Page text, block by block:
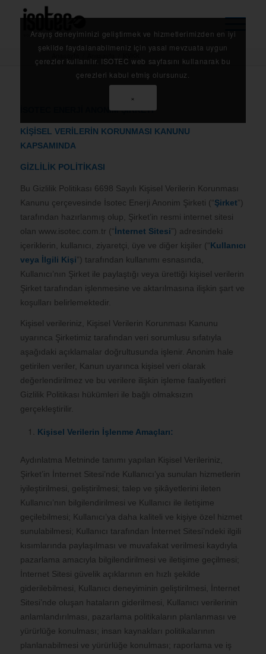
Anasayfa
İSOTEC ENERJİ ANONİM ŞİRKETİ
KİŞİSEL VERİLERİN KORUNMASI KANUNU
KAPSAMINDA
GİZLİLİK POLİTİKASI
Bu Gizlilik Politikası 6698 Sayılı Kişisel Verilerin Korunması
Kanunu çerçevesinde İsotec Enerji Anonim Şirketi (“Şirket”)
tarafından hazırlanmış olup, Şirket’in resmi internet sitesi
olan www.isotec.com.tr (“İnternet Sitesi”) adresindeki
içeriklerin, kullanıcı, ziyaretçi, üye ve diğer kişiler (“Kullanıcı
veya İlgili Kişi”) tarafından kullanımı esnasında,
Kullanıcı’nın Şirket ile paylaştığı veya ürettiği kişisel verilerin
Şirket tarafından işlenmesine ve aktarılmasına ilişkin şart ve
koşulları belirlemektedir.
Kişisel verileriniz, Kişisel Verilerin Korunması Kanunu
uyarınca Şirketimiz tarafından veri sorumlusu sıfatıyla
aşağıdaki açıklamalar doğrultusunda işlenir. Anonim hale
getirilen veriler, Kanun uyarınca kişisel veri olarak
değerlendirilmez ve bu verilere ilişkin işleme faaliyetleri
Gizlilik Politikası hükümleri ile bağlı olmaksızın
gerçekleştirilir.
Kişisel Verilerin İşlenme Amaçları:
Aydınlatma Metninde tanımı yapılan Kişisel Verileriniz,
Şirket’in İnternet Sitesi’nde Kullanıcı’ya sunulan hizmetlerin
iyileştirilmesi, geliştirilmesi; talep ve şikâyetlerini ileten
Kullanıcı’nın bilgilendirilmesi ve Kullanıcı ile iletişime
geçilebilmesi; Kullanıcı’ya daha kaliteli ve kişiye özel hizmet
sunulabilmesi; Kullanıcı tarafından İnternet Sitesi’ndeki ilgili
kısımlarında paylaşılması ve muvafakat verilmesi kaydıyla
pazarlama amacıyla bilgilendirilmesi ve iletişime geçilmesi;
İnternet Sitesi güvelik açıklarının en hızlı şekilde
giderilebilmesi, Kullanıcı deneyiminin geliştirilmesi, İnternet
Sitesi’nde oluşan hataların giderilmesi, Kullanıcı verilerinin
anlamlandırılması, pazarlama politikaların planlanması ve
yürürlüğe konulması; insan kaynakları politikalarının
planlanabilmesi ve yürürlüğe konulması; raporlama ve iş
Arayış deneyiminizi geliştirmek ve hizmetlerimizden en iyi
şekilde faydalanabilmeniz için yasal mevzuata uygun
çerezler kullanılır. ISOTEC web sayfasını kullanarak bu
çerezleri kabul etmiş olursunuz.
×